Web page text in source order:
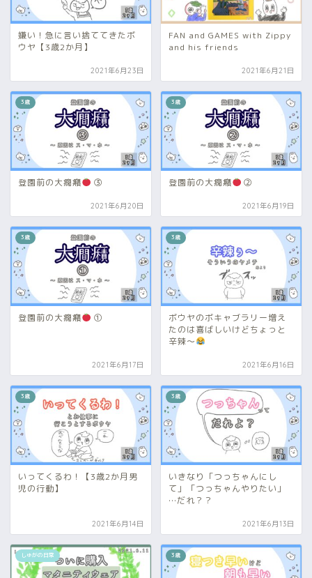
嫌い！急に言い捨ててきたボ
ウヤ【3歳2か月】
2021年6月23日
FAN and GAMES with Zippy
and his friends
2021年6月21日
3歳
登園前の大癇癪 ③
2021年6月20日
3歳
登園前の大癇癪 ②
2021年6月19日
3歳
登園前の大癇癪 ①
2021年6月17日
3歳
ボウヤのボキャブラリー増え
たのは喜ばしいけどちょっと
辛辣～
2021年6月16日
3歳
いってくるわ！【3歳2か月男
児の行動】
2021年6月14日
3歳
いきなり「つっちゃんにし
て」「つっちゃんやりたい」
…だれ？？
2021年6月13日
しゅがの日常 3歳